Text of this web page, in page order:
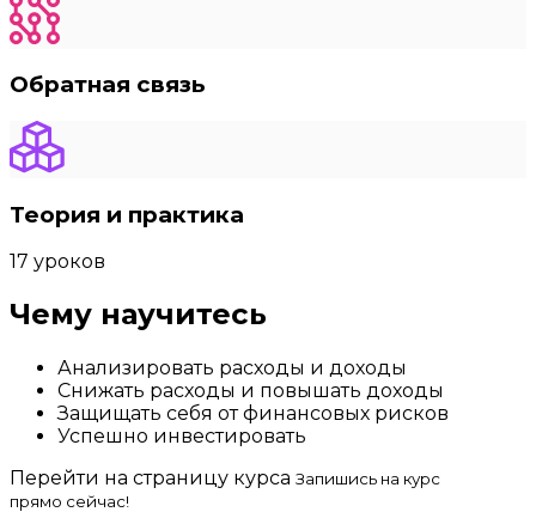
Обратная связь
Теория и практика
17 уроков
Чему научитесь
Анализировать расходы и доходы
Снижать расходы и повышать доходы
Защищать себя от финансовых рисков
Успешно инвестировать
Перейти на страницу курса Запишись на курс
прямо сейчас!